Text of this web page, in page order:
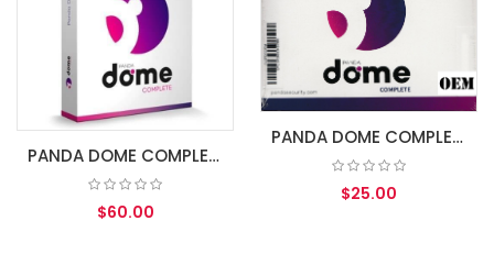
PANDA DOME COMPLETE 3L 1 AÑO
$60.00
PANDA DOME COMPLETE OEM 1L 1 AÑO
$25.00